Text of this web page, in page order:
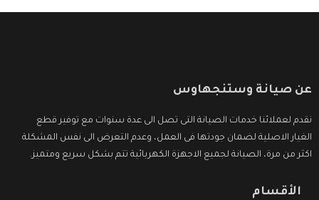
عن صيانة وستنجهاوس
نقدم لعملائنا خدمات الصيانة التى تصل الى عدة سنوات مع توفير قطع
الغيار الاصلية لضمان جودتها فى العمل، وعدم التعرض الى نفس المشكلة
اكثر من مرة، الصيانة لجميع الاجهزة الكهربائية تتم بشكل سريع ومتميز.
الأقسام